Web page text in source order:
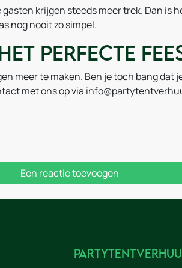
krijgen steeds meer trek. Dan is
nog nooit zo simpel.
perfecte
meer te maken. Ben je toch bang
met ons op via
Een reactie toevoegen